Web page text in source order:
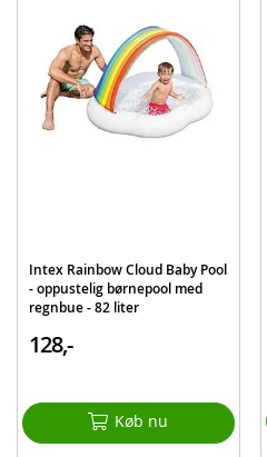
Mærke
Intex Rainbow Cloud Baby Pool
- oppustelig børnepool med
regnbue - 82 liter
128,-
Køb nu